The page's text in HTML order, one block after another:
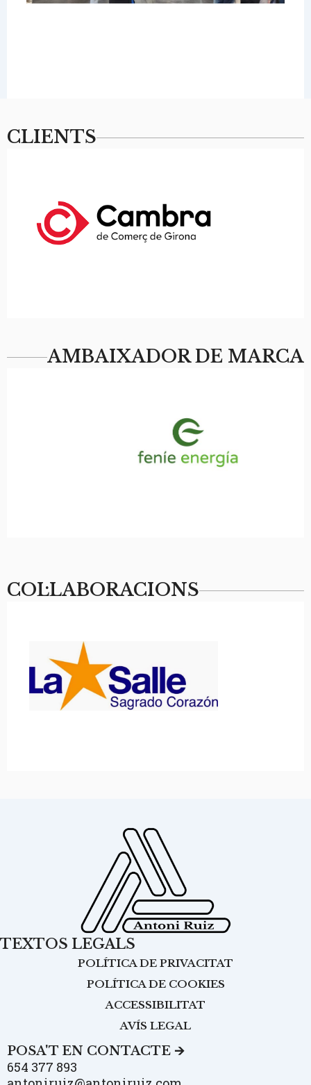
CLIENTS
AMBAIXADOR DE MARCA​
COL·LABORACIONS
TEXTOS LEGALS
POLÍTICA DE PRIVACITAT
POLÍTICA DE COOKIES
ACCESSIBILITAT
AVÍS LEGAL
POSA'T EN CONTACTE 🡪
654 377 893